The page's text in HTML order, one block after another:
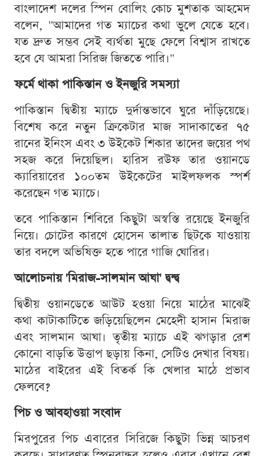
বাংলাদেশ দলের স্পিন বোলিং কোচ মুশতাক আহমেদ
বলেন, "আমাদের গত ম্যাচের কথা ভুলে যেতে হবে।
যত দ্রুত সম্ভব সেই ব্যর্থতা মুছে ফেলে বিশ্বাস রাখতে
হবে যে আমরা সিরিজ জিততে পারি।"
ফর্মে থাকা পাকিস্তান ও ইনজুরি সমস্যা
পাকিস্তান দ্বিতীয় ম্যাচে দুর্দান্তভাবে ঘুরে দাঁড়িয়েছে।
বিশেষ করে নতুন ক্রিকেটার মাজ সাদাকাতের ৭৫
রানের ইনিংস এবং ৩ উইকেট শিকার তাদের জয়ের পথ
সহজ করে দিয়েছিল। হারিস রউফ তার ওয়ানডে
ক্যারিয়ারের ১০০তম উইকেটের মাইলফলক স্পর্শ
করেছেন গত ম্যাচে।
তবে পাকিস্তান শিবিরে কিছুটা অস্বস্তি রয়েছে ইনজুরি
নিয়ে। চোটের কারণে হোসেন তালাত ছিটকে যাওয়ায়
তার বদলে অভিষিক্ত হতে পারে গাজি ঘোরির।
আলোচনায় 'মিরাজ-সালমান আঘা' দ্বন্দ্ব
দ্বিতীয় ওয়ানডেতে আউট হওয়া নিয়ে মাঠের মাঝেই
কথা কাটাকাটিতে জড়িয়েছিলেন মেহেদী হাসান মিরাজ
এবং সালমান আঘা। তৃতীয় ম্যাচে এই ঝগড়ার রেশ
কোনো বাড়তি উত্তাপ ছড়ায় কিনা, সেটিও দেখার বিষয়।
মাঠের বাইরের এই বিতর্ক কি খেলার মাঠে প্রভাব
ফেলবে?
পিচ ও আবহাওয়া সংবাদ
মিরপুরের পিচ এবারের সিরিজে কিছুটা ভিন্ন আচরণ